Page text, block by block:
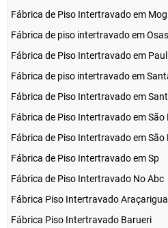
Fábrica de Piso Intertravado em
Fábrica de piso intertravado em
Fábrica de Piso Intertravado em
Fábrica de piso intertravado em
Fábrica de Piso Intertravado em
Fábrica de Piso Intertravado em São
Fábrica de Piso Intertravado em São
Fábrica de Piso Intertravado em Sp
Fábrica de Piso Intertravado No Abc
Fábrica Piso Intertravado
Fábrica Piso Intertravado Barueri